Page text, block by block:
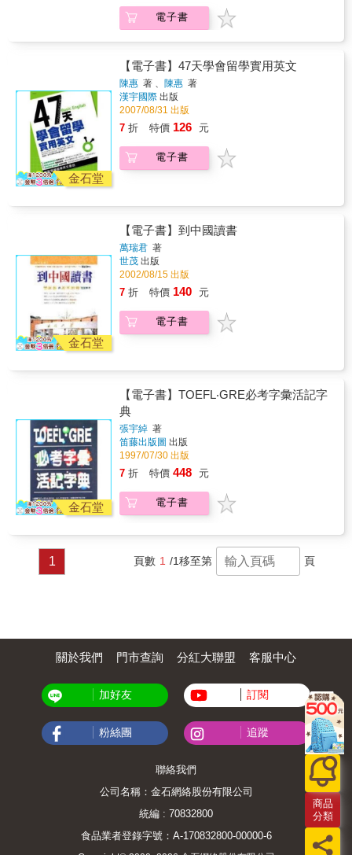
在就業市場與職涯晉升上，美國頂尖大學所具
有的優勢與實力，如同是教育界的NBA或職棒
大聯盟。台灣的高中畢業生若能直接前進美國
然，全世界都有優秀人才想要爭取美國頂尖大
學的入學名額，競爭激烈。如果只是人云亦云
地追逐潮流，沒有正確評估與長期規劃，或者
亂聽八卦與不實的訊息，申請的策略錯誤，家
長與學生也只是白白浪費了寶貴的時間與心
斯隆管理學院（MIT Sloan School of
Management），她的三個孩子中，兩個進入
夢寐以求的理想學府，踏上通往世界的寬闊道
路。綜合自身MIT求學經驗、教養子女的觀念與
方法，以及十多年來擔任面試官所累積的豐富
實務，她將在本書中公開傳授申請美國名校的
勝利心法與祕訣，讓日後更多有志於此的台灣
高中生實現夢想。 本書有系統地指導學生如何
準備、如何申請。長程來看，在國中或國小時
期，學生應該具備哪些觀念與態度，怎麼有效
學習英文，除了維持好課業，如何培養興趣、
參與課外活動、找到熱情，並練習面對壓力、
見你的特質，肯定你就是他們最想要的人才，
面試的準備與技巧等。 不只是觀念、方法或技
巧，還有以表格的形式，提供申請重點的總整
理。除此之外，許多MIT優秀的台灣學長姊也分
享自己的經歷，對於申請學生可能會有的各種
問題，作者也讓大家一次問個夠，逐一解答疑
門科系？有什麼趣聞軼事？出了哪些名人？&
★大學城周邊有哪些大文豪、哲學家、科學家
活、求學大小事，答案盡在《大學城巡禮》！
& 特色一：名校沿革，一窺精英學府的悠久文
化 專文介紹創校歷史、教學特色、特殊傳統、
傑出校友、校際宿敵⋯⋯多面向介紹全球知名
大學，除了認識各校背景，還可增進英文閱讀
實力，一舉多得！ 》校內有學生監獄的名
校？！ 德國海德堡大學的學生監獄
（Studentenkarzer）在 1914 年以前作為囚禁
作為導師，學生大部分時間都在自修，每週與
名校？ 愛因斯坦的母校蘇黎世聯邦理工學院是
國際學生擠破頭想進的學校，不過瑞士公民只
要通過高中畢業考，即能保證入學。 & 特色
二：特選全球大學城 180+ 景點，吃喝玩樂一
應俱全 蒐集在地人秘傳及畢業校友推薦景點，
覽，媲美專業旅遊指南，規劃文藝之旅路線就
看這一本！ 》牛頓的蘋果樹 劍橋大學三一學院
頓在三一學院期間住宿的房間就在這片花園附
近，牛頓也常常來這裡散步。 》走進去看不到
一本書的圖書館？ 芝加哥大學的曼索托圖書館
藏書都在地下室，只要連上圖書館網頁搜尋圖
書，機器手臂就能把書挑出來，再發簡訊通知
借書者到前台領書。 》智慧女神當月老？！ 哥
倫比亞大學洛氏紀念圖書館前的「智慧女神」
（Alma Mater）雕像衣袍褶皺中藏有一頭貓頭
巴納德女子學院遇見自己的新娘。 & 特色三：
校園會話＋景點會話，留學、旅遊都適用 》校
選課、參加社團等面向。 Heidi: Did you have
to prove your proficiency in German to study
（但你日常生活還是會用到德文，對吧？）
online before I came here, and I kept taking
the lessons after I got here. I&rsquo;m on the
前就開始使用 DUO 線上課程，到這裡以後還是
繼續上課。現在已經上到中級了。） & 》景點
會話：遊覽大學城景點時會派上用場的對話，
讓你快速與在地人打成一片！ Greg: I
didn&rsquo;t realize how huge and lush
Central Park is. （我還真不知道中央公園會這
麼大，這麼綠油油一片。） Nora: Yeah.
It&rsquo;s known as the &ldquo;lungs of New
York.&rdquo; It even has its own police
電子書
金石堂
【電子書】47天學會留學實用英文
陳惠 著 、 陳惠 著
漢宇國際 出版
2007/08/31 出版
7 折 特價 126 元
電子書
金石堂
【電子書】到中國讀書
萬瑞君 著
世茂 出版
2002/08/15 出版
7 折 特價 140 元
電子書
金石堂
【電子書】TOEFL‧GRE必考字彙活記字
典
張宇綽 著
笛藤出版圖 出版
1997/07/30 出版
7 折 特價 448 元
電子書
1 頁數 1 /1移至第 頁
商品
分類
關於我們 門市查詢 分紅大聯盟 客服中心
加好友 訂閱
粉絲團 追蹤
聯絡我們
公司名稱：金石網絡股份有限公司
統編 : 70832800
食品業者登錄字號：A-170832800-00000-6